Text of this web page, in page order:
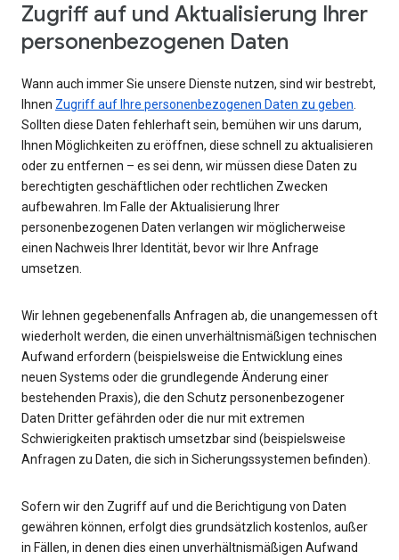
Zugriff auf und Aktualisierung Ihrer
personenbezogenen Daten
Wann auch immer Sie unsere Dienste nutzen, sind wir bestrebt,
Ihnen Zugriff auf Ihre personenbezogenen Daten zu geben.
Sollten diese Daten fehlerhaft sein, bemühen wir uns darum,
Ihnen Möglichkeiten zu eröffnen, diese schnell zu aktualisieren
oder zu entfernen – es sei denn, wir müssen diese Daten zu
berechtigten geschäftlichen oder rechtlichen Zwecken
aufbewahren. Im Falle der Aktualisierung Ihrer
personenbezogenen Daten verlangen wir möglicherweise
einen Nachweis Ihrer Identität, bevor wir Ihre Anfrage
umsetzen.
Wir lehnen gegebenenfalls Anfragen ab, die unangemessen oft
wiederholt werden, die einen unverhältnismäßigen technischen
Aufwand erfordern (beispielsweise die Entwicklung eines
neuen Systems oder die grundlegende Änderung einer
bestehenden Praxis), die den Schutz personenbezogener
Daten Dritter gefährden oder die nur mit extremen
Schwierigkeiten praktisch umsetzbar sind (beispielsweise
Anfragen zu Daten, die sich in Sicherungssystemen befinden).
Sofern wir den Zugriff auf und die Berichtigung von Daten
gewähren können, erfolgt dies grundsätzlich kostenlos, außer
in Fällen, in denen dies einen unverhältnismäßigen Aufwand